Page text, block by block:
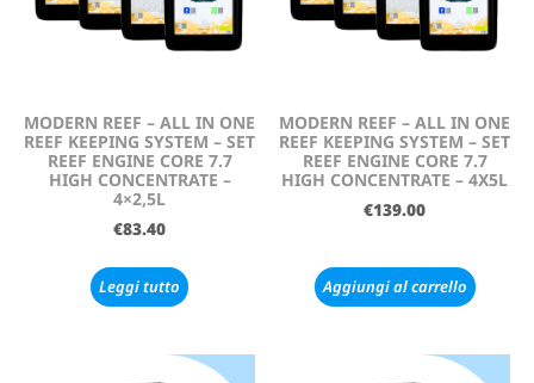
MODERN REEF – ALL IN ONE
REEF KEEPING SYSTEM – SET
REEF ENGINE CORE 7.7
HIGH CONCENTRATE –
4×2,5L
€83.40
Leggi tutto
MODERN REEF – ALL IN ONE
REEF KEEPING SYSTEM – SET
REEF ENGINE CORE 7.7
HIGH CONCENTRATE – 4X5L
€139.00
Aggiungi al carrello